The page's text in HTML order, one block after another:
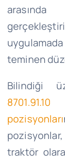
teminen
Bilindiği
pozisyonları
traktör